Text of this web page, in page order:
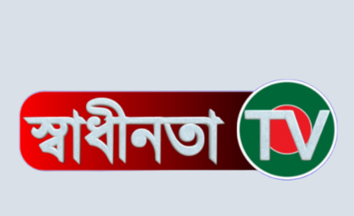
ইউনিয়নে বিএনপি’র বিশাল
“গলাচিপায় বিএনপির জনসভা:
‘কাউকে বর্গা দেওয়ার জন্য